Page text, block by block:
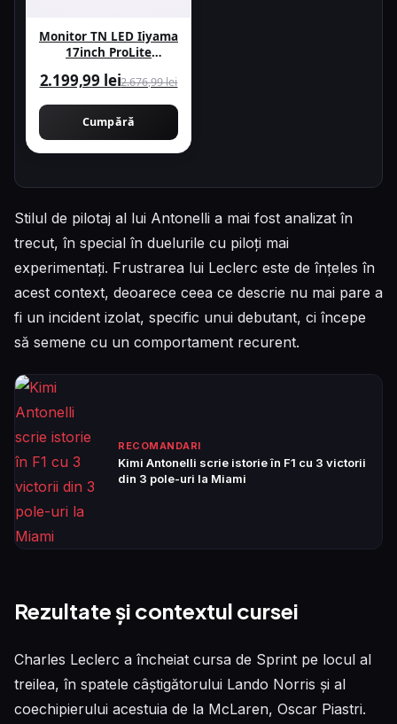
Monitor TN LED Iiyama
17inch ProLite
1024, VGA, HDMI,
Touchscreen (Negru)
2.199,99 lei2.676,99 lei
Cumpără
Stilul de pilotaj al lui Antonelli a mai fost analizat în
trecut, în special în duelurile cu piloți mai
experimentați. Frustrarea lui Leclerc este de înțeles în
acest context, deoarece ceea ce descrie nu mai pare a
fi un incident izolat, specific unui debutant, ci începe
să semene cu un comportament recurent.
RECOMANDARI
Kimi Antonelli scrie istorie în F1 cu 3 victorii
din 3 pole-uri la Miami
Rezultate și contextul cursei
Charles Leclerc a încheiat cursa de Sprint pe locul al
treilea, în spatele câștigătorului Lando Norris și al
coechipierului acestuia de la McLaren, Oscar Piastri.